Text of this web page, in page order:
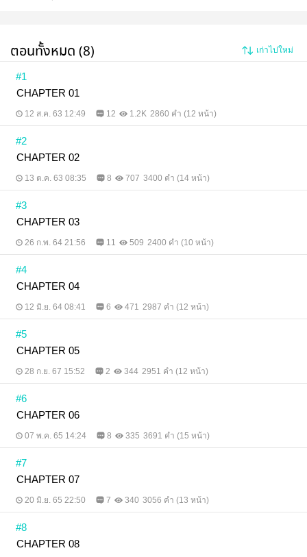
ตอนทั้งหมด (8) เก่าไปใหม่
#1
CHAPTER 01
12 ส.ค. 63 12:49 12 1.2K 2860 คำ (12 หน้า)
#2
CHAPTER 02
13 ต.ค. 63 08:35 8 707 3400 คำ (14 หน้า)
#3
CHAPTER 03
26 ก.พ. 64 21:56 11 509 2400 คำ (10 หน้า)
#4
CHAPTER 04
12 มิ.ย. 64 08:41 6 471 2987 คำ (12 หน้า)
#5
CHAPTER 05
28 ก.ย. 67 15:52 2 344 2951 คำ (12 หน้า)
#6
CHAPTER 06
07 พ.ค. 65 14:24 8 335 3691 คำ (15 หน้า)
#7
CHAPTER 07
20 มิ.ย. 65 22:50 7 340 3056 คำ (13 หน้า)
#8
CHAPTER 08